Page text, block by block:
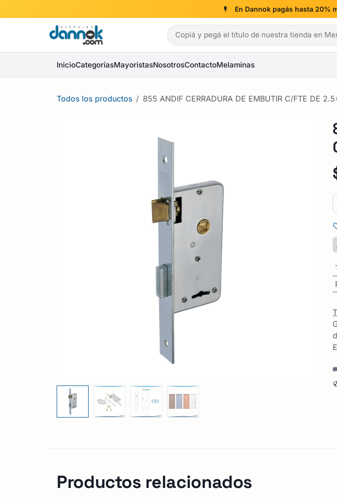
En Dannok pagás hasta 20%
InicioCategoríasMayoristasNosotrosContactoMelaminas
Todos los productos 855 ANDIF CERRADURA DE EMBUTIR C/FTE DE
Productos relacionados